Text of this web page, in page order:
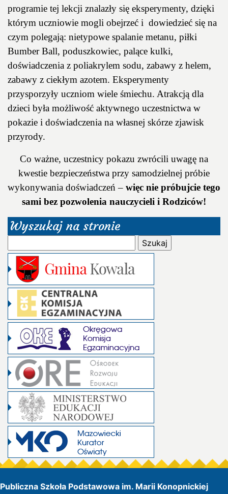
programie tej lekcji znalazły się eksperymenty, dzięki
którym uczniowie mogli obejrzeć i dowiedzieć się na
czym polegają: nietypowe spalanie metanu, piłki
Bumber Ball, poduszkowiec, palące kulki,
doświadczenia z poliakrylem sodu, zabawy z helem,
zabawy z ciekłym azotem. Eksperymenty
przysporzyły uczniom wiele śmiechu. Atrakcją dla
dzieci była możliwość aktywnego uczestnictwa w
pokazie i doświadczenia na własnej skórze zjawisk
przyrody.
Co ważne, uczestnicy pokazu zwrócili uwagę na
kwestie bezpieczeństwa przy samodzielnej próbie
wykonywania doświadczeń – więc nie próbujcie tego
sami bez pozwolenia nauczycieli i Rodziców!
Wyszukaj na stronie
Publiczna Szkoła Podstawowa im. Marii Konopnickiej